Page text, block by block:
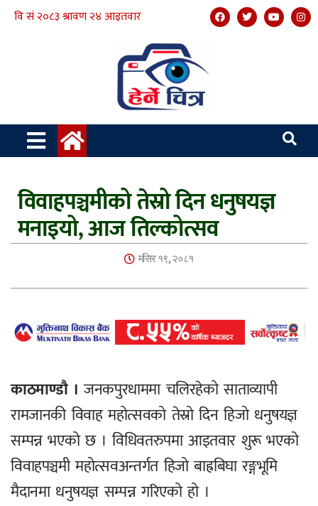
विवाहपञ्चमीको तेस्रो दिन धनुषयज्ञ
मनाइयो, आज तिल्कोत्सव
मंसिर १९, २०८१
काठमाण्डौ । जनकपुरधाममा चलिरहेको साताव्यापी
रामजानकी विवाह महोत्सवको तेस्रो दिन हिजो धनुषयज्ञ
सम्पन्न भएको छ । विधिवतरुपमा आइतवार शुरू भएको
विवाहपञ्चमी महोत्सवअन्तर्गत हिजो बाह्रबिघा रङ्गभूमि
मैदानमा धनुषयज्ञ सम्पन्न गरिएको हो ।